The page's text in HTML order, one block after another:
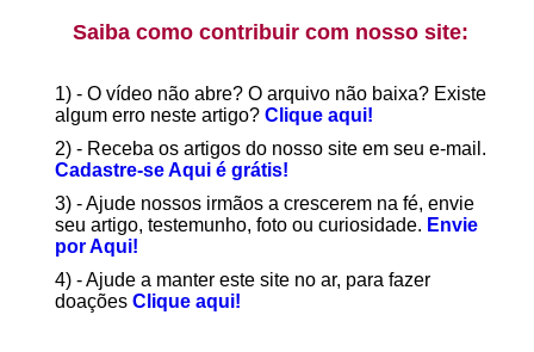
Saiba como contribuir com nosso site:
1) - O vídeo não abre? O arquivo não baixa? Existe
algum erro neste artigo? Clique aqui!
2) - Receba os artigos do nosso site em seu e-mail.
Cadastre-se Aqui é grátis!
3) - Ajude nossos irmãos a crescerem na fé, envie
seu artigo, testemunho, foto ou curiosidade. Envie
por Aqui!
4) - Ajude a manter este site no ar, para fazer
doações Clique aqui!